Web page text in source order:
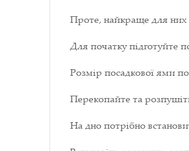
Проте, найкраще для них
Для початку підготуйте
Розмір посадкової ями
Перекопайте та
На дно потрібно